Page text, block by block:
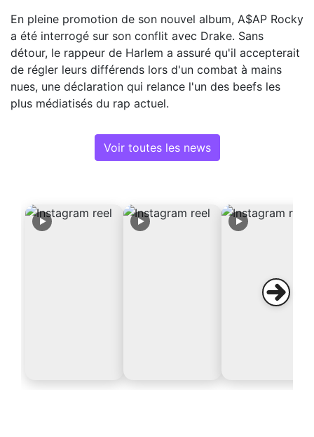
En pleine promotion de son nouvel album, A$AP Rocky
a été interrogé sur son conflit avec Drake. Sans
détour, le rappeur de Harlem a assuré qu'il accepterait
de régler leurs différends lors d'un combat à mains
nues, une déclaration qui relance l'un des beefs les
plus médiatisés du rap actuel.
Voir toutes les news